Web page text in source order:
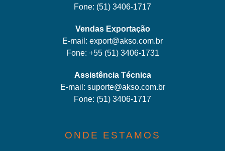
Fone: (51) 3406-1717
Vendas Exportação
E-mail: export@akso.com.br
Fone: +55 (51) 3406-1731
Assistência Técnica
E-mail: suporte@akso.com.br
Fone: (51) 3406-1717
ONDE ESTAMOS